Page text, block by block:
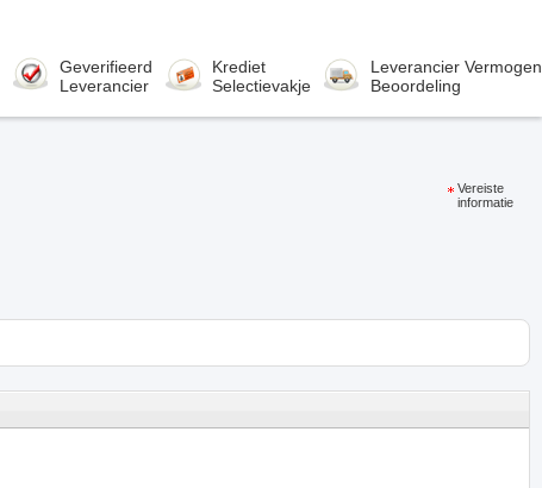
Geverifieerd
Leverancier
Krediet
Selectievakje
Leverancier Vermogen
Beoordeling
Vereiste
informatie